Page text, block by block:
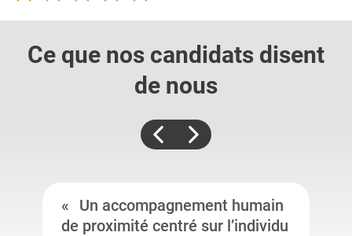
Ce que nos candidats disent
de nous
Un accompagnement humain
de proximité centré sur l’individu